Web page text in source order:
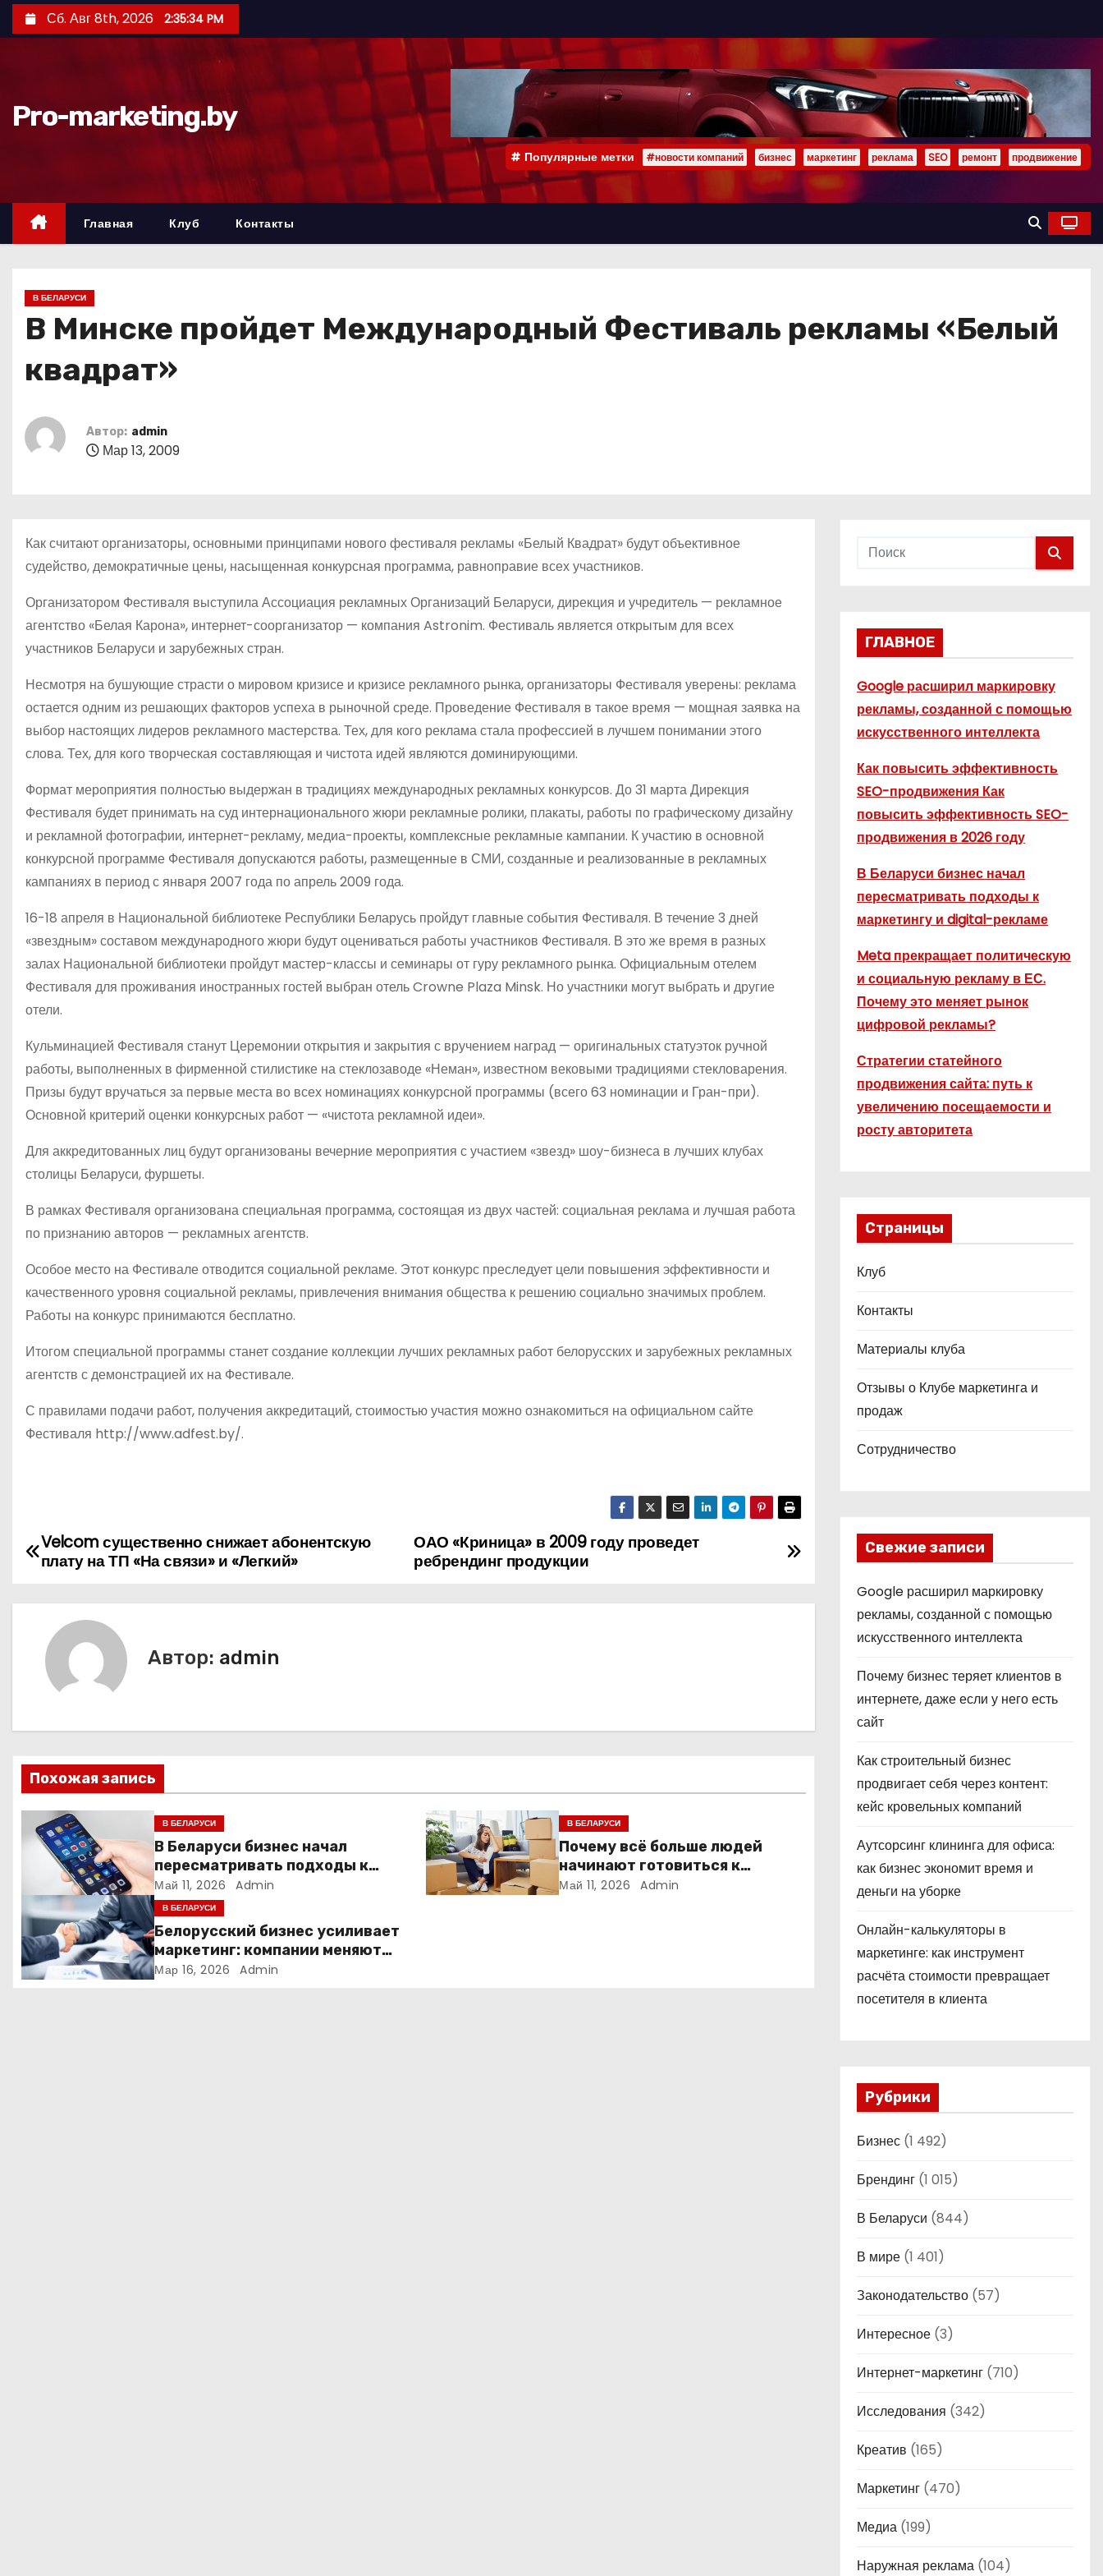
е
д
Сб. Авг 8th, 2026 2:35:35 PM
Pro-marketing.by
Популярные метки #новости компаний бизнес маркетинг реклама SEO ремонт продвижение
Главная Клуб Контакты
В БЕЛАРУСИ
В Минске пройдет Международный Фестиваль рекламы «Белый
квадрат»
Автор: admin
Мар 13, 2009
Как считают организаторы, основными принципами нового фестиваля рекламы «Белый Квадрат» будут объективное
судейство, демократичные цены, насыщенная конкурсная программа, равноправие всех участников.
Организатором Фестиваля выступила Ассоциация рекламных Организаций Беларуси, дирекция и учредитель — рекламное
агентство «Белая Карона», интернет-соорганизатор — компания Astronim. Фестиваль является открытым для всех
участников Беларуси и зарубежных стран.
Несмотря на бушующие страсти о мировом кризисе и кризисе рекламного рынка, организаторы Фестиваля уверены: реклама
остается одним из решающих факторов успеха в рыночной среде. Проведение Фестиваля в такое время — мощная заявка на
выбор настоящих лидеров рекламного мастерства. Тех, для кого реклама стала профессией в лучшем понимании этого
слова. Тех, для кого творческая составляющая и чистота идей являются доминирующими.
Формат мероприятия полностью выдержан в традициях международных рекламных конкурсов. До 31 марта Дирекция
Фестиваля будет принимать на суд интернационального жюри рекламные ролики, плакаты, работы по графическому дизайну
и рекламной фотографии, интернет-рекламу, медиа-проекты, комплексные рекламные кампании. К участию в основной
конкурсной программе Фестиваля допускаются работы, размещенные в СМИ, созданные и реализованные в рекламных
кампаниях в период с января 2007 года по апрель 2009 года.
16-18 апреля в Национальной библиотеке Республики Беларусь пройдут главные события Фестиваля. В течение 3 дней
«звездным» составом международного жюри будут оцениваться работы участников Фестиваля. В это же время в разных
залах Национальной библиотеки пройдут мастер-классы и семинары от гуру рекламного рынка. Официальным отелем
Фестиваля для проживания иностранных гостей выбран отель Crowne Plaza Minsk. Но участники могут выбрать и другие
отели.
Кульминацией Фестиваля станут Церемонии открытия и закрытия с вручением наград — оригинальных статуэток ручной
работы, выполненных в фирменной стилистике на стеклозаводе «Неман», известном вековыми традициями стекловарения.
Призы будут вручаться за первые места во всех номинациях конкурсной программы (всего 63 номинации и Гран-при).
Основной критерий оценки конкурсных работ — «чистота рекламной идеи».
Для аккредитованных лиц будут организованы вечерние мероприятия с участием «звезд» шоу-бизнеса в лучших клубах
столицы Беларуси, фуршеты.
В рамках Фестиваля организована специальная программа, состоящая из двух частей: социальная реклама и лучшая работа
по признанию авторов — рекламных агентств.
Особое место на Фестивале отводится социальной рекламе. Этот конкурс преследует цели повышения эффективности и
качественного уровня социальной рекламы, привлечения внимания общества к решению социально значимых проблем.
Работы на конкурс принимаются бесплатно.
Итогом специальной программы станет создание коллекции лучших рекламных работ белорусских и зарубежных рекламных
агентств с демонстрацией их на Фестивале.
С правилами подачи работ, получения аккредитаций, стоимостью участия можно ознакомиться на официальном сайте
Фестиваля http://www.adfest.by/.
Н
ц
и
я
о
з
а
ОАО «Криница» в 2009 году проведет
ребрендинг продукции
Velcom существенно снижает абонентскую
плату на ТП «На связи» и «Легкий»
Автор: admin
Похожая запись
В БЕЛАРУСИ
В Беларуси бизнес начал
пересматривать подходы к
маркетингу и digital-рекламе
Май 11, 2026 Admin
В БЕЛАРУСИ
Почему всё больше людей
начинают готовиться к
переезду заранее
Май 11, 2026 Admin
В БЕЛАРУСИ
Белорусский бизнес усиливает
маркетинг: компании меняют
стратегии продвижения
Мар 16, 2026 Admin
ГЛАВНОЕ
Google расширил маркировку
рекламы, созданной с помощью
искусственного интеллекта
Как повысить эффективность
SEO-продвижения Как
повысить эффективность SEO-
продвижения в 2026 году
В Беларуси бизнес начал
пересматривать подходы к
маркетингу и digital-рекламе
Meta прекращает политическую
и социальную рекламу в ЕС.
Почему это меняет рынок
цифровой рекламы?
Стратегии статейного
продвижения сайта: путь к
увеличению посещаемости и
росту авторитета
Страницы
Клуб
Контакты
Материалы клуба
Отзывы о Клубе маркетинга и
продаж
Сотрудничество
Свежие записи
Google расширил маркировку
рекламы, созданной с помощью
искусственного интеллекта
Почему бизнес теряет клиентов в
интернете, даже если у него есть
сайт
Как строительный бизнес
продвигает себя через контент:
кейс кровельных компаний
Аутсорсинг клининга для офиса:
как бизнес экономит время и
деньги на уборке
Онлайн-калькуляторы в
маркетинге: как инструмент
расчёта стоимости превращает
посетителя в клиента
Рубрики
Бизнес (1 492)
Брендинг (1 015)
В Беларуси (844)
В мире (1 401)
Законодательство (57)
Интересное (3)
Интернет-маркетинг (710)
Исследования (342)
Креатив (165)
Маркетинг (470)
Медиа (199)
Наружная реклама (104)